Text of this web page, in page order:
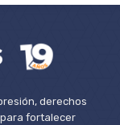
derechos
fortalecer